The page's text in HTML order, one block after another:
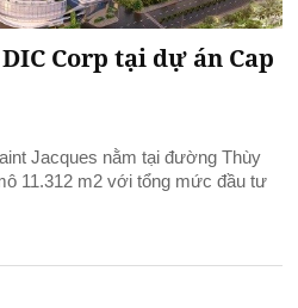
Corp tại dự án Cap
Jacques nằm tại đường Thùy
11.312 m2 với tổng mức đầu tư